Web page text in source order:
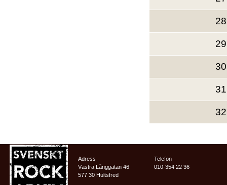
Adress
Västra Långgatan 46
577 30 Hultsfred
Telefon
010-354 22 36